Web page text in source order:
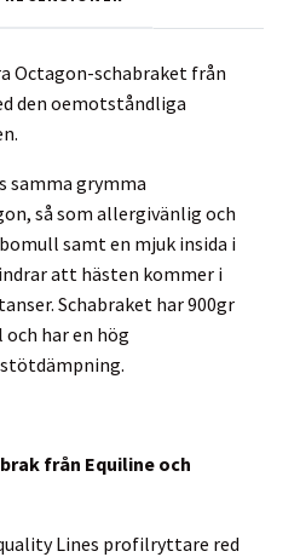
Octagon-schabraket från
den oemotståndliga
samma grymma
så som allergivänlig och
samt en mjuk insida i
att hästen kommer i
Schabraket har 900gr
har en hög
från Equiline och
Lines profilryttare red